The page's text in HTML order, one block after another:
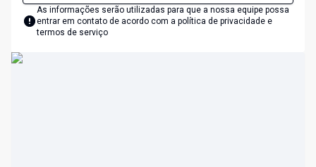
As informações serão utilizadas para que a nossa equipe possa
entrar em contato de acordo com a política de privacidade e
termos de serviço